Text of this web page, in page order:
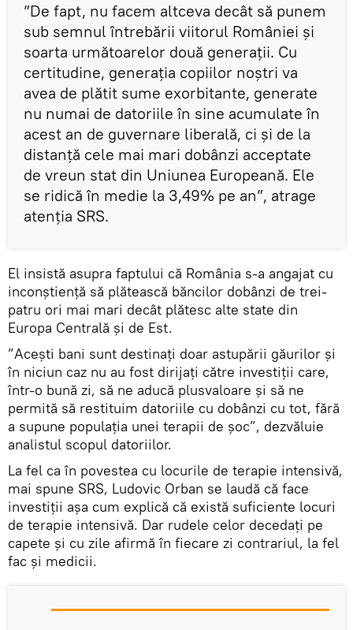
”De fapt, nu facem altceva decât să punem
sub semnul întrebării viitorul României și
soarta următoarelor două generații. Cu
certitudine, generația copiilor noștri va
avea de plătit sume exorbitante, generate
nu numai de datoriile în sine acumulate în
acest an de guvernare liberală, ci și de la
distanță cele mai mari dobânzi acceptate
de vreun stat din Uniunea Europeană. Ele
se ridică în medie la 3,49% pe an”, atrage
atenția SRS.
El insistă asupra faptului că România s-a angajat cu
inconștiență să plătească băncilor dobânzi de trei-
patru ori mai mari decât plătesc alte state din
Europa Centrală și de Est.
”Acești bani sunt destinați doar astupării găurilor și
în niciun caz nu au fost dirijați către investiții care,
într-o bună zi, să ne aducă plusvaloare și să ne
permită să restituim datoriile cu dobânzi cu tot, fără
a supune populația unei terapii de șoc”, dezvăluie
analistul scopul datoriilor.
La fel ca în povestea cu locurile de terapie intensivă,
mai spune SRS, Ludovic Orban se laudă că face
investiții așa cum explică că există suficiente locuri
de terapie intensivă. Dar rudele celor decedați pe
capete și cu zile afirmă în fiecare zi contrariul, la fel
fac și medicii.